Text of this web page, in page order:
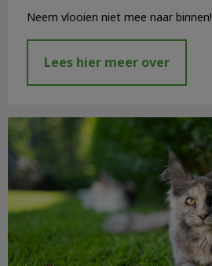
Neem vlooien niet mee naar binnen!
Lees hier meer over
Uitbraak kattenziekte